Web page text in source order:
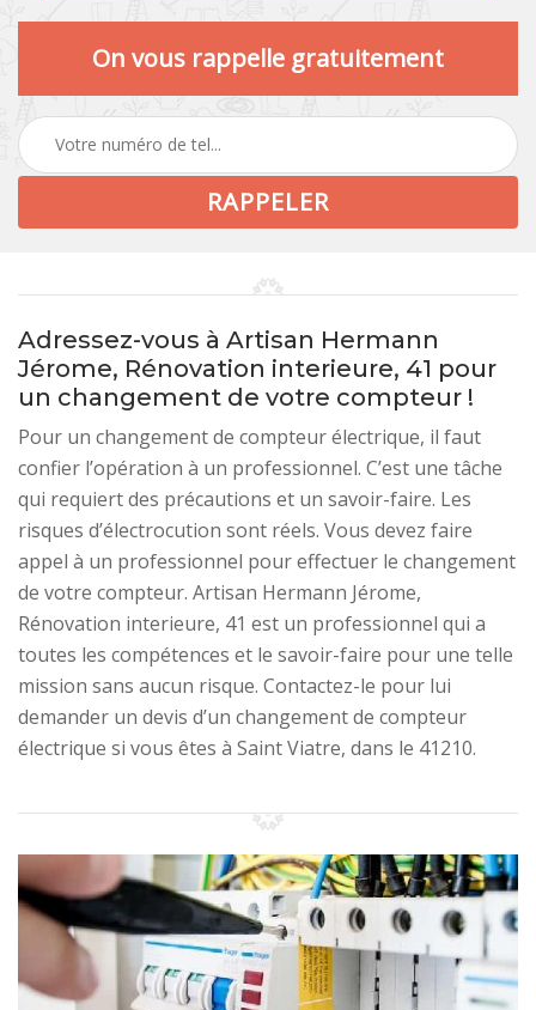
On vous rappelle gratuitement
Adressez-vous à Artisan Hermann
Jérome, Rénovation interieure, 41 pour
un changement de votre compteur !
Pour un changement de compteur électrique, il faut
confier l’opération à un professionnel. C’est une tâche
qui requiert des précautions et un savoir-faire. Les
risques d’électrocution sont réels. Vous devez faire
appel à un professionnel pour effectuer le changement
de votre compteur. Artisan Hermann Jérome,
Rénovation interieure, 41 est un professionnel qui a
toutes les compétences et le savoir-faire pour une telle
mission sans aucun risque. Contactez-le pour lui
demander un devis d’un changement de compteur
électrique si vous êtes à Saint Viatre, dans le 41210.